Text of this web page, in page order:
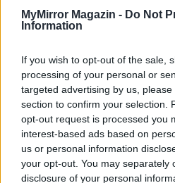
MyMirror Magazin - Do Not
Information
If you wish to opt-out of the sale,
processing of your personal or
targeted advertising by us,
section to confirm your selection.
opt-out request is processed you
interest-based ads based on
us or personal information
your opt-out. You may separately
disclosure of your personal